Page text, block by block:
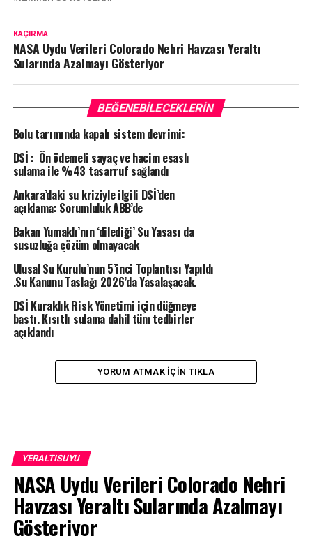
KAÇIRMA
NASA Uydu Verileri Colorado Nehri Havzası Yeraltı
Sularında Azalmayı Gösteriyor
BEĞENEBILECEKLERIN
Bolu tarımında kapalı sistem devrimi:
DSİ : Ön ödemeli sayaç ve hacim esaslı
sulama ile %43 tasarruf sağlandı
Ankara’daki su kriziyle ilgili DSİ’den
açıklama: Sorumluluk ABB’de
Bakan Yumaklı’nın ‘dilediği’ Su Yasası da
susuzluğa çözüm olmayacak
Ulusal Su Kurulu’nun 5’inci Toplantısı Yapıldı
.Su Kanunu Taslağı 2026’da Yasalaşacak.
DSİ Kuraklık Risk Yönetimi için düğmeye
bastı. Kısıtlı sulama dahil tüm tedbirler
açıklandı
YORUM ATMAK IÇIN TIKLA
YERALTISUYU
NASA Uydu Verileri Colorado Nehri
Havzası Yeraltı Sularında Azalmayı
Gösteriyor